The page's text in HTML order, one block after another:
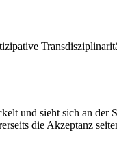
und sieht sich an der
die Akzeptanz